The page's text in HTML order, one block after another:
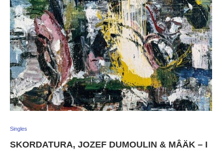
Singles
SKORDATURA, JOZEF DUMOULIN & MÂÄK – I